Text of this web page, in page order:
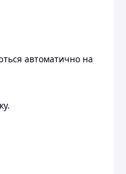
автоматично на